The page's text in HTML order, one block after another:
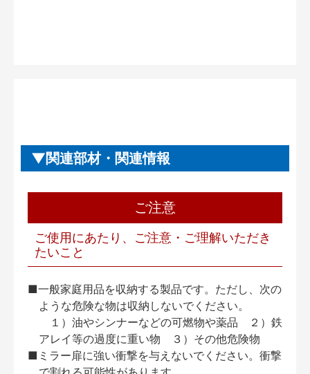
関連部材・関連情報
ご注意
ご使用にあたり、ご注意・ご理解いただき
たいこと
■一般家庭用品を収納する製品です。ただし、次の
ような危険な物は収納しないでください。
１）油やシンナーなどの可燃物や薬品 ２）鉄
アレイ等の過度に重い物 ３）その他危険物
■ミラー扉に強い衝撃を与えないでください。衝撃